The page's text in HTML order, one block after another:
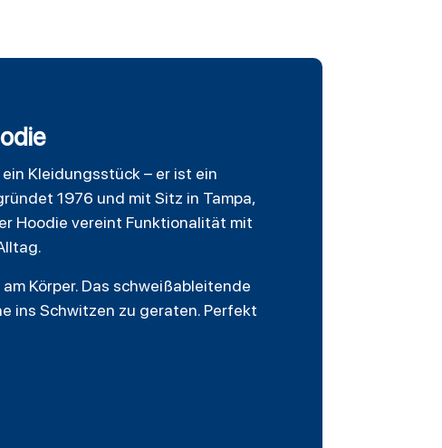
Kleidungsstück – er ist ein
1976 und mit Sitz in Tampa,
Hoodie vereint Funktionalität mit
Körper. Das schweißableitende
ins Schwitzen zu geraten. Perfekt